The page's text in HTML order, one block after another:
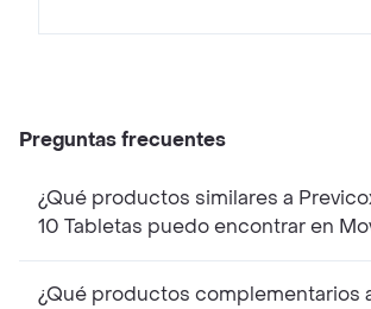
Preguntas frecuentes
¿Qué productos similares a
10 Tabletas puedo encontrar en
¿Qué productos complementarios